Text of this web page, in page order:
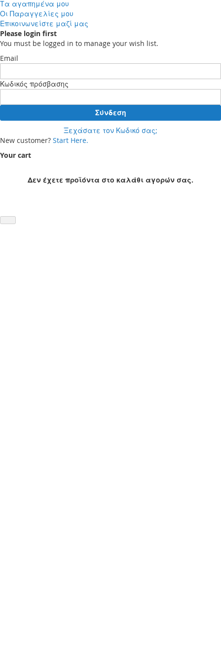
Τα αγαπημένα μου
Οι Παραγγελίες μου
Επικοινωνείστε μαζί μας
Please login first
You must be logged in to manage your wish list.
Email
Κωδικός πρόσβασης
Σύνδεση
Ξεχάσατε τον Κωδικό σας;
New customer? Start Here.
Your cart
Δεν έχετε προϊόντα στο καλάθι αγορών σας.